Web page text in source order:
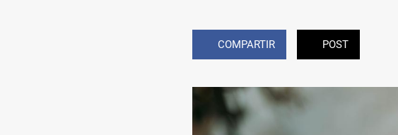
COMPARTIR POST